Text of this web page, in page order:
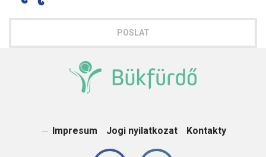
POSLAT
Impresum Jogi nyilatkozat Kontakty